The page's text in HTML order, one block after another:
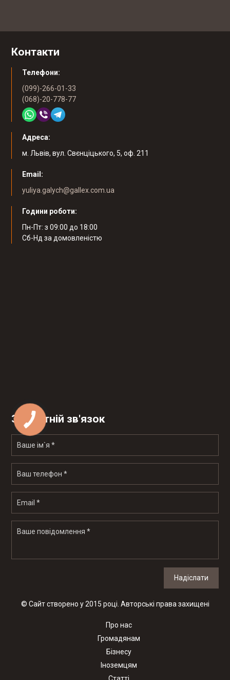
Контакти
Телефони:
(099)-266-01-33
(068)-20-778-77
Адреса:
м. Львів, вул. Свєнціцького, 5, оф. 211
Email:
yuliya.galych@gallex.com.ua
Години роботи:
Пн-Пт: з 09:00 до 18:00
Cб-Нд за домовленістю
Зворотній зв'язок
Надіслати
© Сайт створено у 2015 році. Авторські права захищені
Про нас
Громадянам
Бізнесу
Іноземцям